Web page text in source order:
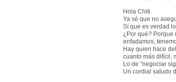
Hola Chiti
Ya sé que no
Sí que es verdad
¿Por qué? Porque
enfadamos,
Hay quien hace
cuanto más difícil,
Lo de "negociar
Un cordial saludo